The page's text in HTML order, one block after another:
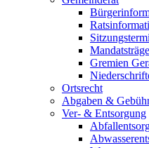
Gremien
Ortsrecht
Abgaben &
Ver- & Entsorgung